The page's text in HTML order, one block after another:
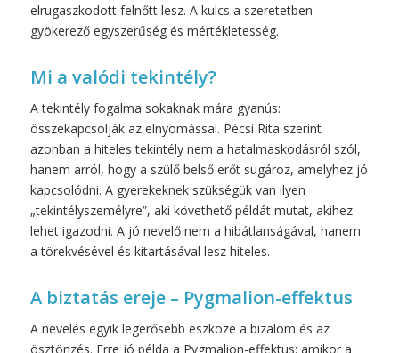
elrugaszkodott felnőtt lesz. A kulcs a szeretetben
gyökerező egyszerűség és mértékletesség.
Mi a valódi tekintély?
A tekintély fogalma sokaknak mára gyanús:
összekapcsolják az elnyomással. Pécsi Rita szerint
azonban a hiteles tekintély nem a hatalmaskodásról szól,
hanem arról, hogy a szülő belső erőt sugároz, amelyhez jó
kapcsolódni. A gyerekeknek szükségük van ilyen
„tekintélyszemélyre”, aki követhető példát mutat, akihez
lehet igazodni. A jó nevelő nem a hibátlanságával, hanem
a törekvésével és kitartásával lesz hiteles.
A biztatás ereje – Pygmalion-effektus
A nevelés egyik legerősebb eszköze a bizalom és az
ösztönzés. Erre jó példa a Pygmalion-effektus: amikor a